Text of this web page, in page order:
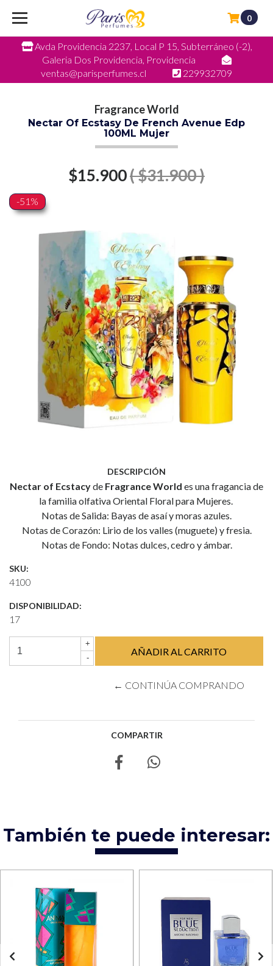
Avda Providencia 2237, Local P 15, Subterráneo (-2),
Galeria Dos Providencia, Providencia
ventas@parisperfumes.cl
229932709
0
Fragrance World
Nectar Of Ecstasy De French Avenue Edp
100ML Mujer
$15.900( $31.900 )
-51%
DESCRIPCIÓN
Nectar of Ecstacyde Fragrance World es una fragancia de
la familia olfativa Oriental Floral para Mujeres.
Notas de Salida: Bayas de asaí y moras azules.
Notas de Corazón: Lirio de los valles (muguete) y fresia.
Notas de Fondo: Notas dulces, cedro y ámbar.
SKU:
4100
DISPONIBILIDAD:
17
+
-
← CONTINÚA COMPRANDO
COMPARTIR
También te puede interesar: